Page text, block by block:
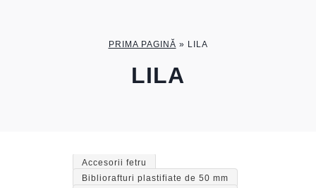
PRIMA PAGINĂ » LILA
LILA
Accesorii fetru
Bibliorafturi plastifiate de 50 mm